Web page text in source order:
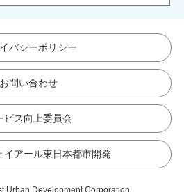
バシーポリシー
お問い合わせ
ビス向上委員会
イアール東日本都市開発
Urban Development Corporation